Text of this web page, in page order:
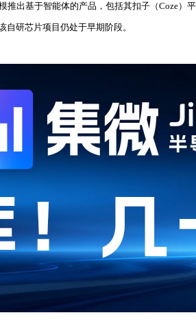
出基于智能体的产品，包括其扣子（Coze）平
研芯片项目仍处于早期阶段。